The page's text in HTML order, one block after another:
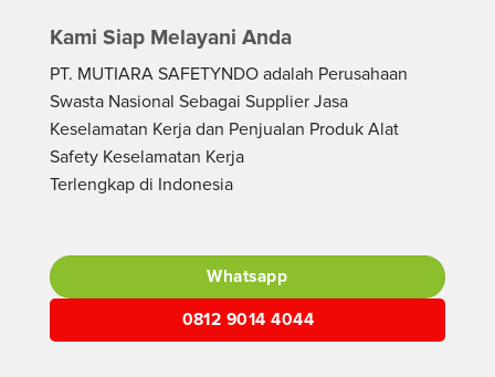
Kami Siap Melayani Anda
PT. MUTIARA SAFETYNDO adalah Perusahaan
Swasta Nasional Sebagai Supplier Jasa
Keselamatan Kerja dan Penjualan Produk Alat
Safety Keselamatan Kerja
Terlengkap di Indonesia
Whatsapp
0812 9014 4044